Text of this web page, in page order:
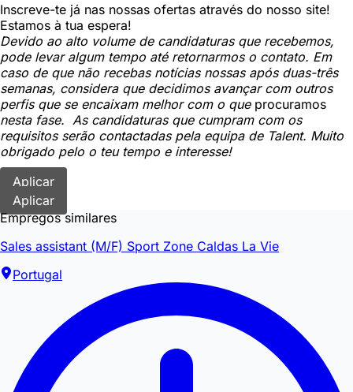
Inscreve-te já nas nossas ofertas através do nosso site!
Estamos à tua espera!
Devido ao alto volume de candidaturas que recebemos,
pode levar algum tempo até retornarmos o contato. Em
caso de que não recebas notícias nossas após duas-três
semanas, considera que decidimos avançar com outros
perfis que se encaixam melhor com o que procuramos
nesta fase. As candidaturas que cumpram com os
requisitos serão contactadas pela equipa de Talent. Muito
obrigado pelo o teu tempo e interesse!
Aplicar
Aplicar
Empregos similares
Sales assistant (M/F) Sport Zone Caldas La Vie
Portugal